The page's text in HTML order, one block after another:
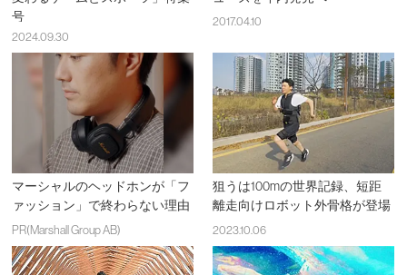
号
2024.09.30
2017.04.10
マーシャルのヘッドホンが「フ
ァッション」で終わらない理由
PR(Marshall Group AB)
狙うは100mの世界記録、短距
離走向けロボット外骨格が登場
2023.10.06